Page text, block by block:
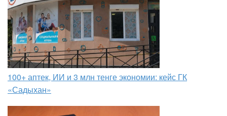
100+ аптек, ИИ и 3 млн тенге экономии: кейс ГК
«Садыхан»